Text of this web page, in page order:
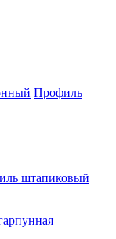
Профиль
штапиковый